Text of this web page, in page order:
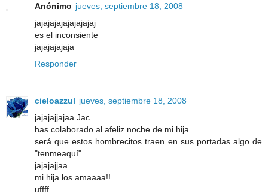
Anónimo jueves, septiembre 18, 2008
jajajajajajajajajaj
es el inconsiente
jajajajajaja
Responder
cieloazzul jueves, septiembre 18, 2008
jajajajjajaa Jac...
has colaborado al afeliz noche de mi hija...
será que estos hombrecitos traen en sus portadas algo de
"tenmeaquí"
jajajajjaa
mi hija los amaaaa!!
uffff